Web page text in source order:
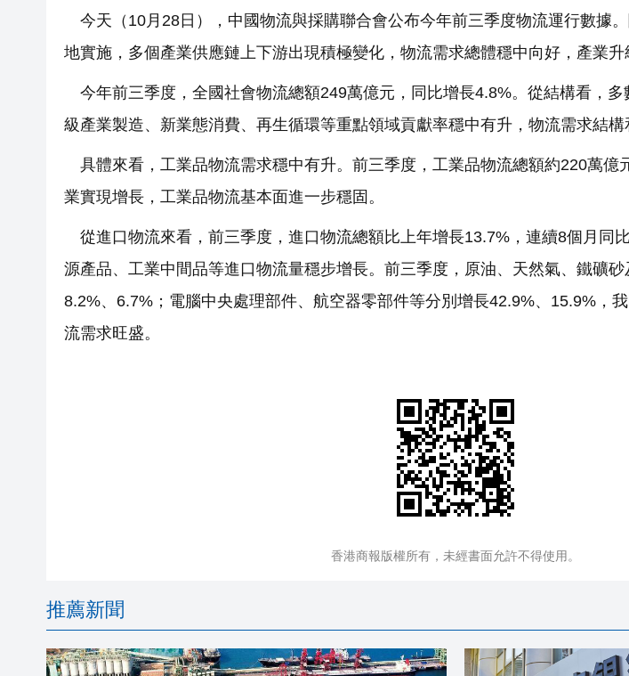
今天（10月28日），中國物流與採購聯合會公布今年前三季度物流運行數據
地實施，多個產業供應鏈上下游出現積極變化，物流需求總體穩中向好，產業升
今年前三季度，全國社會物流總額249萬億元，同比增長4.8%。從結構看，
級產業製造、新業態消費、再生循環等重點領域貢獻率穩中有升，物流需求結構
具體來看，工業品物流需求穩中有升。前三季度，工業品物流總額約220萬億
業實現增長，工業品物流基本面進一步穩固。
從進口物流來看，前三季度，進口物流總額比上年增長13.7%，連續8個月同
源產品、工業中間品等進口物流量穩步增長。前三季度，原油、天然氣、鐵礦砂
8.2%、6.7%；電腦中央處理部件、航空器零部件等分別增長42.9%、15.9%，
流需求旺盛。
香港商報版權所有，未經書面允許不得使用。
推薦新聞